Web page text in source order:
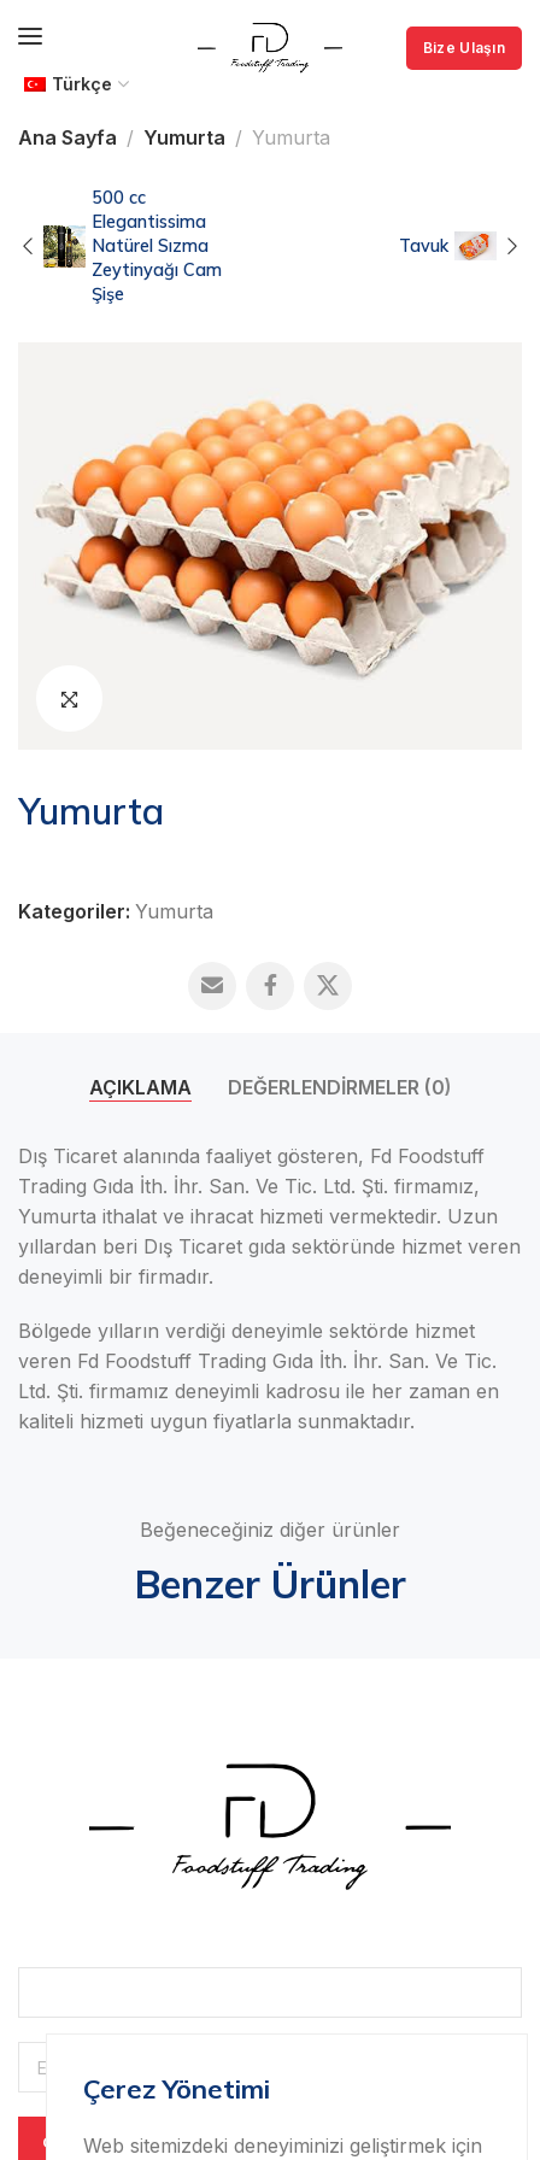
Türkçe
Bize Ulaşın
Ana Sayfa Yumurta Yumurta
500 cc
Elegantissima
Natürel Sızma
Zeytinyağı Cam
Şişe
Tavuk
Yumurta
Kategoriler:Yumurta
AÇIKLAMA DEĞERLENDIRMELER (0)
Dış Ticaret alanında faaliyet gösteren, Fd Foodstuff
Trading Gıda İth. İhr. San. Ve Tic. Ltd. Şti. firmamız,
Yumurta ithalat ve ihracat hizmeti vermektedir. Uzun
yıllardan beri Dış Ticaret gıda sektöründe hizmet veren
deneyimli bir firmadır.
Bölgede yılların verdiği deneyimle sektörde hizmet
veren Fd Foodstuff Trading Gıda İth. İhr. San. Ve Tic.
Ltd. Şti. firmamız deneyimli kadrosu ile her zaman en
kaliteli hizmeti uygun fiyatlarla sunmaktadır.
Beğeneceğiniz diğer ürünler
Benzer Ürünler
Çerez Yönetimi
Web sitemizdeki deneyiminizi geliştirmek için